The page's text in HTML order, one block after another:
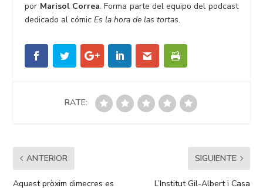
por Marisol Correa. Forma parte del equipo del podcast
dedicado al cómicEs la hora de las tortas.
RATE:
ANTERIOR
Aquest pròxim dimecres es
SIGUIENTE
L’Institut Gil-Albert i Casa